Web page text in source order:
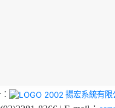
揚宏系統有限